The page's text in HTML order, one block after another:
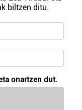
biltzen ditu.
onartzen dut.